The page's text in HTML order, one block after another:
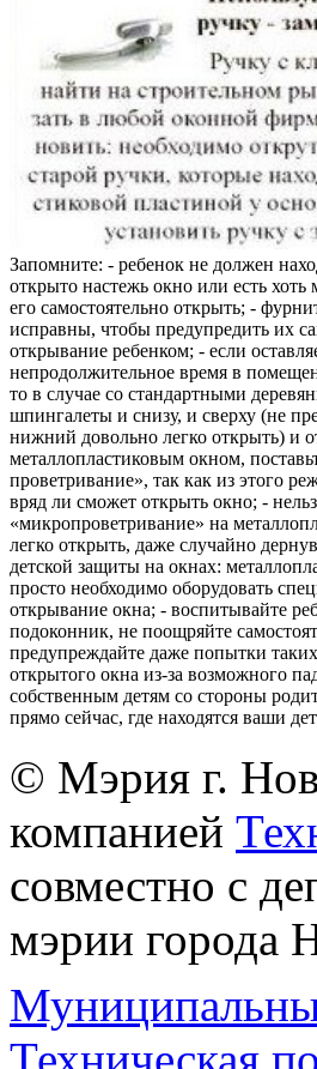
Запомните: - ребенок не должен
открыто настежь окно или есть
его самостоятельно открыть; -
исправны, чтобы предупредить их
открывание ребенком; - если
непродолжительное время в
то в случае со стандартными
шпингалеты и снизу, и сверху (не
нижний довольно легко открыть) и
металлопластиковым окном,
проветривание», так как из этого
вряд ли сможет открыть окно; -
«микропроветривание» на
легко открыть, даже случайно
детской защиты на окнах:
просто необходимо оборудовать
открывание окна; - воспитывайте
подоконник, не поощряйте
предупреждайте даже попытки
открытого окна из-за возможного
собственным детям со стороны
прямо сейчас, где находятся ваши
© Мэрия г.
компанией
совместно с
мэрии города